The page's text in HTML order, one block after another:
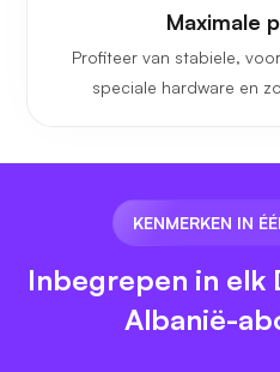
Maximale
Profiteer van stabiele,
speciale hardware en
KENMERKEN IN
Inbegrepen in elk
Albanië-